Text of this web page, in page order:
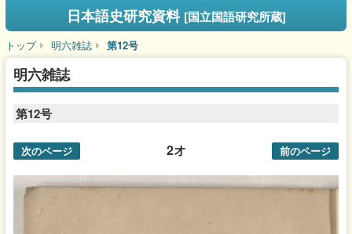
日本語史研究資料 [国立国語研究所蔵]
トップ 明六雑誌 第12号
明六雑誌
第12号
2オ
次のページ 前のページ